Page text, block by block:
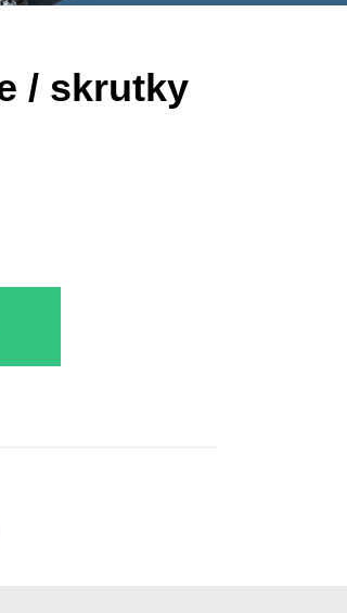
/ skrutky